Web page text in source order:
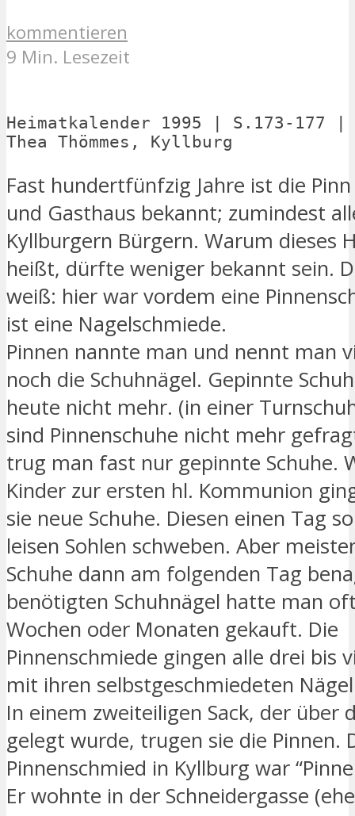
kommentieren
9 Min. Lesezeit
Heimatkalender 1995 | S.173-177 |
Thea Thömmes, Kyllburg
Fast hundertfünfzig Jahre ist die
und Gasthaus bekannt; zumindest
Kyllburgern Bürgern. Warum dieses
heißt, dürfte weniger bekannt sein.
weiß: hier war vordem eine
ist eine Nagelschmiede.
Pinnen nannte man und nennt man
noch die Schuhnägel. Gepinnte
heute nicht mehr. (in einer
sind Pinnenschuhe nicht mehr
trug man fast nur gepinnte Schuhe.
Kinder zur ersten hl. Kommunion
sie neue Schuhe. Diesen einen Tag
leisen Sohlen schweben. Aber
Schuhe dann am folgenden Tag
benötigten Schuhnägel hatte man
Wochen oder Monaten gekauft. Die
Pinnenschmiede gingen alle drei bis
mit ihren selbstgeschmiedeten
In einem zweiteiligen Sack, der über
gelegt wurde, trugen sie die Pinnen.
Pinnenschmied in Kyllburg war
Er wohnte in der Schneidergasse